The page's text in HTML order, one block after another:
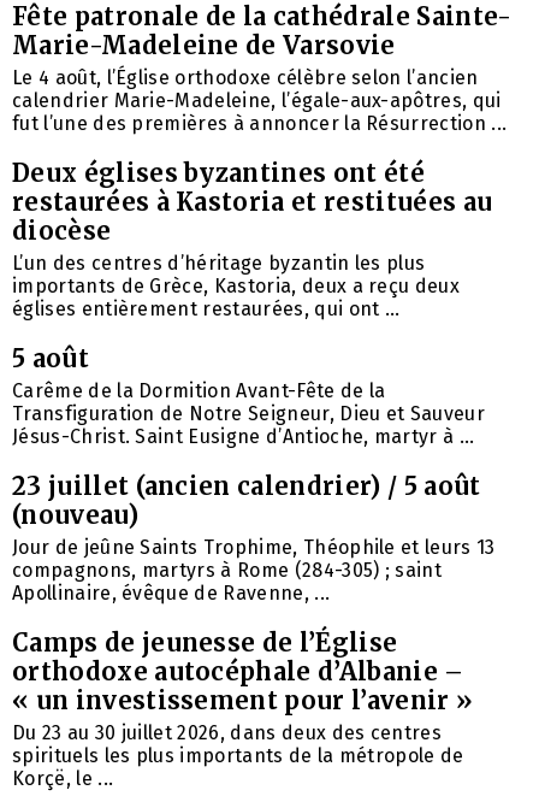
Fête patronale de la cathédrale Sainte-
Marie-Madeleine de Varsovie
Le 4 août, l’Église orthodoxe célèbre selon l’ancien
calendrier Marie-Madeleine, l’égale-aux-apôtres, qui
fut l’une des premières à annoncer la Résurrection ...
Deux églises byzantines ont été
restaurées à Kastoria et restituées au
diocèse
L’un des centres d’héritage byzantin les plus
importants de Grèce, Kastoria, deux a reçu deux
églises entièrement restaurées, qui ont ...
5 août
Carême de la Dormition Avant-Fête de la
Transfiguration de Notre Seigneur, Dieu et Sauveur
Jésus-Christ. Saint Eusigne d’Antioche, martyr à ...
23 juillet (ancien calendrier) / 5 août
(nouveau)
Jour de jeûne Saints Trophime, Théophile et leurs 13
compagnons, martyrs à Rome (284-305) ; saint
Apollinaire, évêque de Ravenne, ...
Camps de jeunesse de l’Église
orthodoxe autocéphale d’Albanie –
« un investissement pour l’avenir »
Du 23 au 30 juillet 2026, dans deux des centres
spirituels les plus importants de la métropole de
Korçë, le ...